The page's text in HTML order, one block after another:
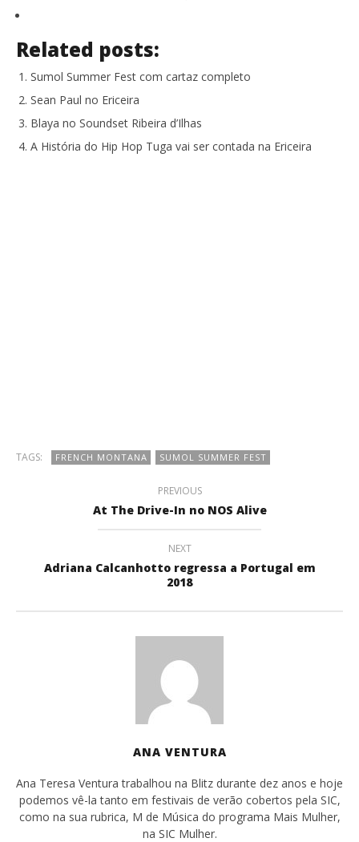
Related posts:
Sumol Summer Fest com cartaz completo
Sean Paul no Ericeira
Blaya no Soundset Ribeira d’Ilhas
A História do Hip Hop Tuga vai ser contada na Ericeira
TAGS: FRENCH MONTANA SUMOL SUMMER FEST
PREVIOUS
At The Drive-In no NOS Alive
NEXT
Adriana Calcanhotto regressa a Portugal em
2018
ANA VENTURA
Ana Teresa Ventura trabalhou na Blitz durante dez anos e hoje
podemos vê-la tanto em festivais de verão cobertos pela SIC,
como na sua rubrica, M de Música do programa Mais Mulher,
na SIC Mulher.